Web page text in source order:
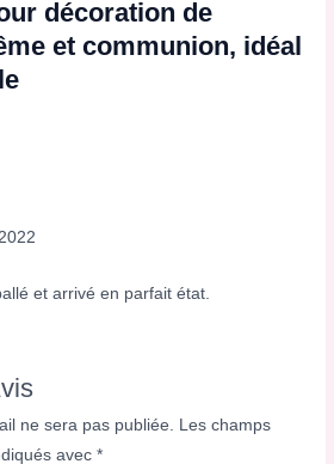
décoration de
et communion, idéal
et arrivé en parfait état.
ne sera pas publiée. Les champs
avec*